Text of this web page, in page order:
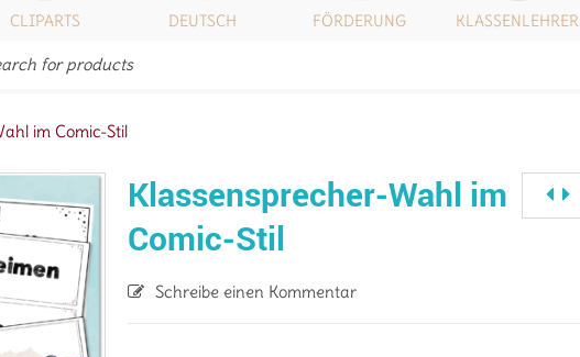
CLIPARTS DEUTSCH FÖRDERUNG KLASSENLEHRER
im Comic-Stil
Klassensprecher-Wahl im
Comic-Stil
Schreibe einen Kommentar